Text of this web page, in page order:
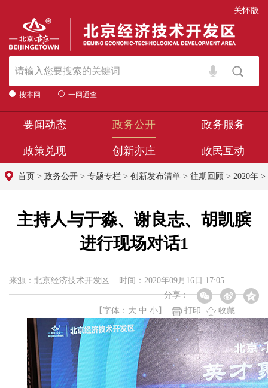
关怀版
搜本网 一网通查
要闻动态 政务公开 政务服务
政策兑现 创新亦庄 政民互动
首页 > 政务公开 > 专题专栏 > 创新发布清单 > 往期回顾 > 2020年 >
主持人与于淼、谢良志、胡凯膑
进行现场对话1
来源：北京经济技术开发区 时间：2020年09月16日 17:05
分享：
【字体： 大 中 小 】 打印 收藏